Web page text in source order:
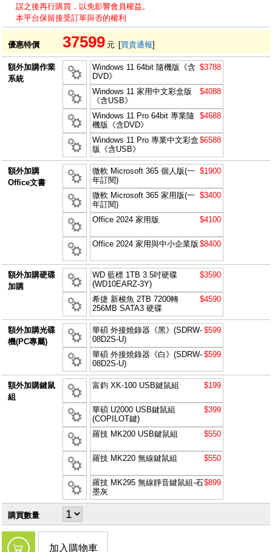
誤之後再行購買，以免影響會員權益。
本平台保留接受訂單與否的權利
優惠特價 37599 元 [買貴通報]
額外加購作業
系統
Windows 11 64bit 隨機版《含
DVD》
$3788
Windows 11 家用中文彩盒版
《含USB》
$4088
Windows 11 Pro 64bit 專業隨
機版《含DVD》
$4688
Windows 11 Pro 專業中文彩盒
版《含USB》
$6588
額外加購
Office文書
微軟 Microsoft 365 個人版(一
年訂閱)
$1900
微軟 Microsoft 365 家用版(一
年訂閱)
$3400
Office 2024 家用版 $4100
Office 2024 家用與中小企業版 $8400
額外加購硬碟
加購
WD 藍標 1TB 3.5吋硬碟
(WD10EARZ-3Y)
$3590
希捷 新梭魚 2TB 7200轉
256MB SATA3 硬碟
$4590
額外加購光碟
機(PC專屬)
華碩 外接燒錄器《黑》(SDRW-
08D2S-U)
$599
華碩 外接燒錄器《白》(SDRW-
08D2S-U)
$599
額外加購鍵鼠
組
富鈞 XK-100 USB鍵鼠組 $199
華碩 U2000 USB鍵鼠組
(COPILOT鍵)
$399
羅技 MK200 USB鍵鼠組 $550
羅技 MK220 無線鍵鼠組 $550
羅技 MK295 無線靜音鍵鼠組-石
墨灰
$899
購買數量
加入購物車